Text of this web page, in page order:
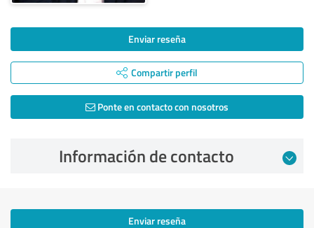
Enviar reseña
Compartir perfil
Ponte en contacto con nosotros
Información de contacto
Enviar reseña